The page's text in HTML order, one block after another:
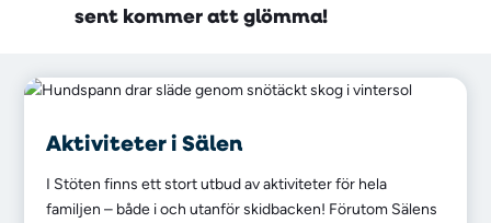
sent kommer att glömma!
Aktiviteter i Sälen
I Stöten finns ett stort utbud av aktiviteter för hela
familjen – både i och utanför skidbacken! Förutom Sälens